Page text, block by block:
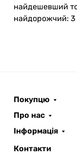
найдешевший
найдорожчий: 3
Покупцю
Про нас
Інформація
Контакти